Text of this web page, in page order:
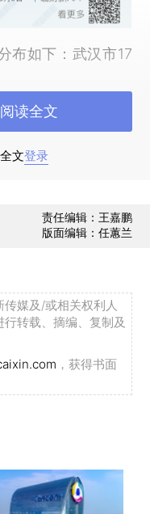
如下：武汉市17
均值分别变
地区连续5日无新
诊病例1例。17例
首次公布境外输入
境外输入确诊病例
入境外输入确诊病
来自伊朗43例、意
例境外输入确诊病
境外输入的压力增
文登录
读全文
责任编辑：王嘉鹏
版面编辑：任蕙兰
媒及/或相关权利人
转载、摘编、复制及
，获得书面